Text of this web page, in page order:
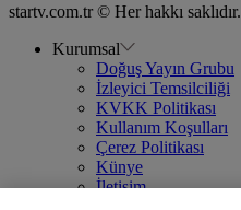
startv.com.tr © Her hakkı saklıdır.
Kurumsal
Doğuş Yayın Grubu
İzleyici Temsilciliği
KVKK Politikası
Kullanım Koşulları
Çerez Politikası
Künye
İletişim